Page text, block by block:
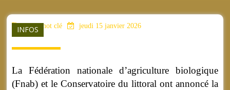
INFOS
aucun mot clé jeudi 15 janvier 2026
La Fédération nationale d’agriculture biologique
(Fnab) et le Conservatoire du littoral ont annoncé la